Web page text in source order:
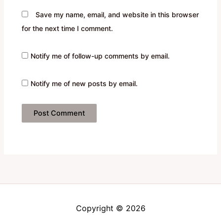
Save my name, email, and website in this browser
for the next time I comment.
Notify me of follow-up comments by email.
Notify me of new posts by email.
Copyright © 2026